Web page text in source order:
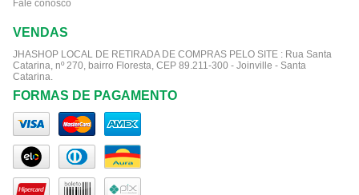
Fale conosco
VENDAS
JHASHOP LOCAL DE RETIRADA DE COMPRAS PELO SITE : Rua Santa
Catarina, nº 270, bairro Floresta, CEP 89.211-300 - Joinville - Santa
Catarina.
FORMAS DE PAGAMENTO